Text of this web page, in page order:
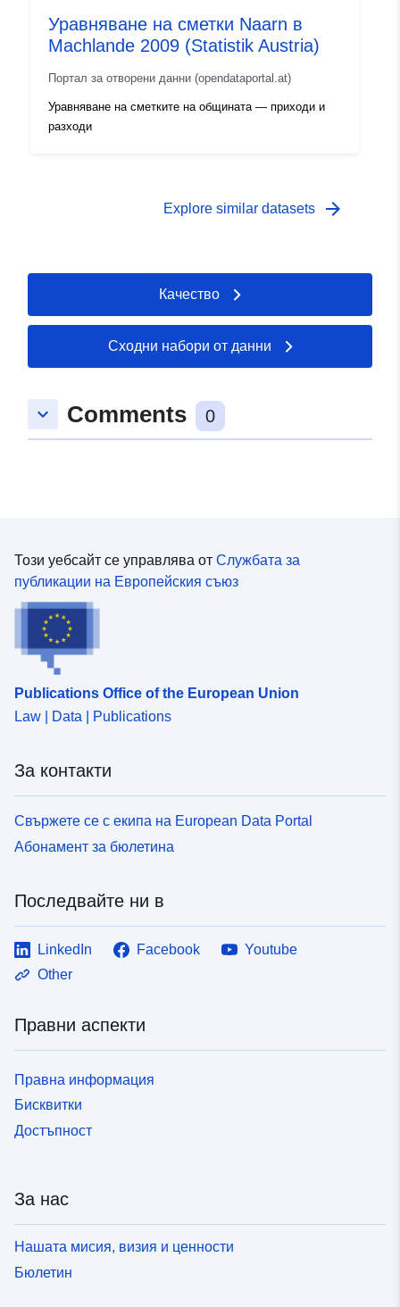
Уравняване на сметки Naarn в
Machlande 2009 (Statistik Austria)
Портал за отворени данни (opendataportal.at)
Уравняване на сметките на общината — приходи и
разходи
Explore similar datasets arrow_forward
Качество
Сходни набори от данни
keyboard_arrow_down Comments 0
Този уебсайт се управлява от Службата за
публикации на Европейския съюз
Publications Office of the European Union
Law | Data | Publications
За контакти
Свържете се с екипа на European Data Portal
Абонамент за бюлетина
Последвайте ни в
LinkedIn Facebook
Youtube
Other
Правни аспекти
Правна информация
Бисквитки
Достъпност
За нас
Нашата мисия, визия и ценности
Бюлетин